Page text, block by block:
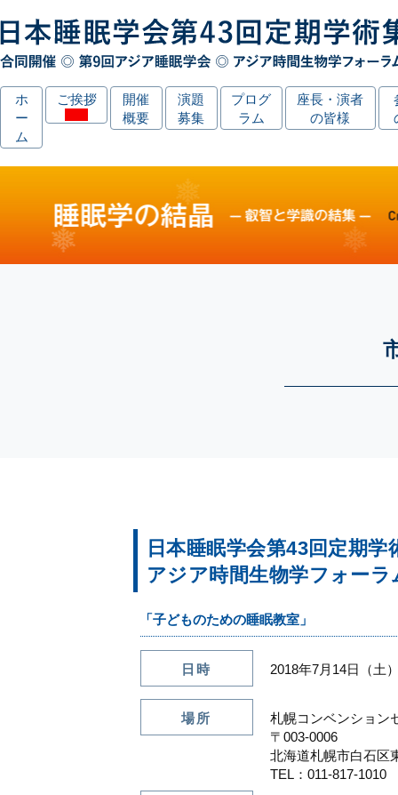
ホ
ー
ム
ご挨拶
開催
概要
演題
募集
プログ
ラム
座長・演者
の皆様
日本睡眠学会第43回定期
アジア時間生物学フォー
「子どものための睡眠教室」
日時 2018年7月14日（土
場所
札幌コンベンショ
〒003-0006
北海道札幌市白石区
TEL：011-817-1010